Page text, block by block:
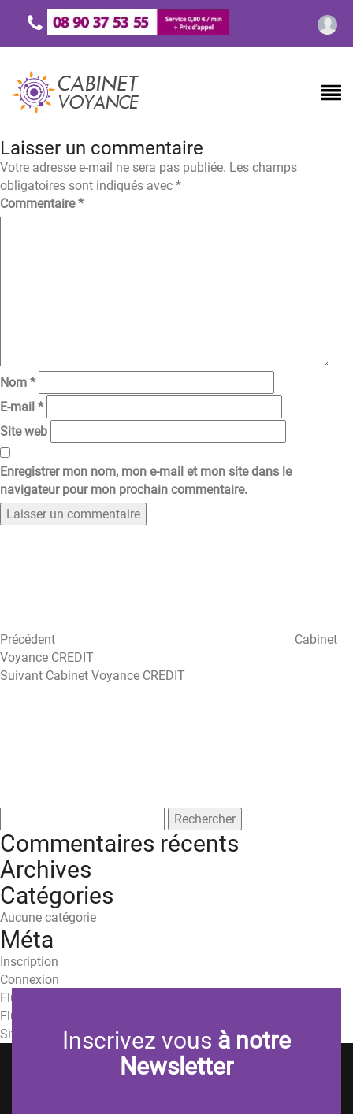
Laisser un commentaire
Votre adresse e-mail ne sera pas publiée. Les champs
obligatoires sont indiqués avec *
Commentaire*
Nom *
E-mail *
Site web
Enregistrer mon nom, mon e-mail et mon site dans le
navigateur pour mon prochain commentaire.
Précédent
Cabinet
Voyance CREDIT
Article
Suivant Cabinet Voyance CREDIT
Commentaires récents
Archives
Catégories
Aucune catégorie
Méta
Inscription
Connexion
Flux des publications
Flux des commentaires
Site de WordPress-FRInscrivez vous à notre
Newsletter